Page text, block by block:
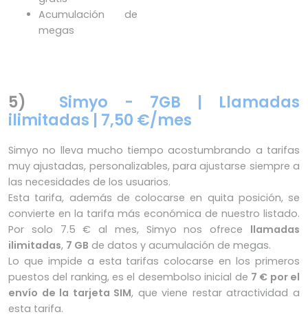
Acumulación de
megas
5) Simyo - 7GB | Llamadas
ilimitadas | 7,50 €/mes
Simyo no lleva mucho tiempo acostumbrando a tarifas
muy ajustadas, personalizables, para ajustarse siempre a
las necesidades de los usuarios.
Esta tarifa, además de colocarse en quita posición, se
convierte en la tarifa más económica de nuestro listado.
Por solo 7.5 € al mes, Simyo nos ofrece llamadas
ilimitadas, 7 GB de datos y acumulación de megas.
Lo que impide a esta tarifas colocarse en los primeros
puestos del ranking, es el desembolso inicial de 7 € por el
envío de la tarjeta SIM, que viene restar atractividad a
esta tarifa.